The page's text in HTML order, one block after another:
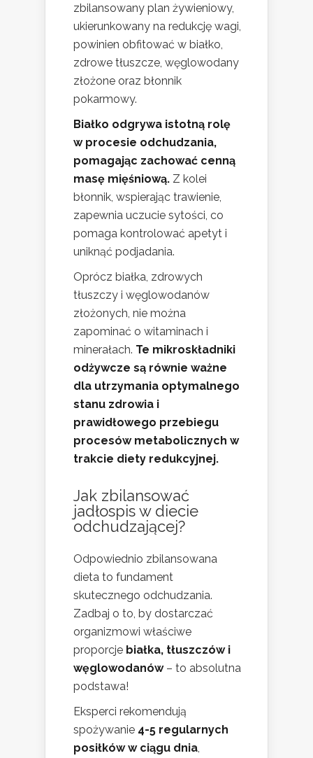
zbilansowany plan żywieniowy,
ukierunkowany na redukcję wagi,
powinien obfitować w białko,
zdrowe tłuszcze, węglowodany
złożone oraz błonnik
pokarmowy.
Białko odgrywa istotną rolę
w procesie odchudzania,
pomagając zachować cenną
masę mięśniową. Z kolei
błonnik, wspierając trawienie,
zapewnia uczucie sytości, co
pomaga kontrolować apetyt i
uniknąć podjadania.
Oprócz białka, zdrowych
tłuszczy i węglowodanów
złożonych, nie można
zapominać o witaminach i
minerałach. Te mikroskładniki
odżywcze są równie ważne
dla utrzymania optymalnego
stanu zdrowia i
prawidłowego przebiegu
procesów metabolicznych w
trakcie diety redukcyjnej.
Jak zbilansować
jadłospis w diecie
odchudzającej?
Odpowiednio zbilansowana
dieta to fundament
skutecznego odchudzania.
Zadbaj o to, by dostarczać
organizmowi właściwe
proporcje białka, tłuszczów i
węglowodanów– to absolutna
podstawa!
Eksperci rekomendują
spożywanie 4-5 regularnych
posiłków w ciągu dnia